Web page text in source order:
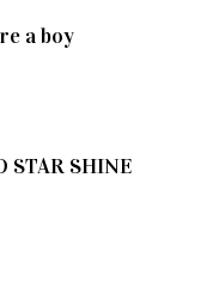
a boy
STAR SHINE